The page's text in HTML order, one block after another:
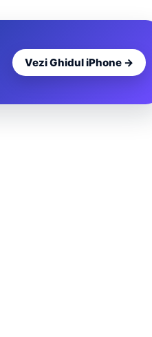
Vezi Ghidul iPhone →